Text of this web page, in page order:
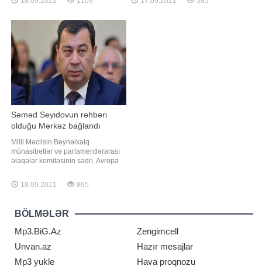
"Azərbaycan Avtomobil İstehsalçıları
rəhbəri Emin Axundov deyib. "Minik
avtomobillərinin növbəti aydan
satışa çıxarılması planlaşdırılır
Braziliyalı futbol əfsanəsinin qırtlaq
Səməd Seyidovun rəhbəri
olduğu Mərkəz bağlandı
Milli Məclisin Beynəlxalq
münasibətlər və parlamentlərarası
əlaqələr komitəsinin sədri, Avropa
Assambleyasındakı nümayəndə
heyətinin rəhbəri Səməd Seyidovun
Mərkəzi (SPM) fəaliyyətini
dayandırıb. Mərkəzin fəaliyyətini
dayandırmasına səbəb maliyyə
problemini
18.09.2021 865
BÖLMƏLƏR
Mp3.BiG.Az
Zengimcell
Unvan.az
Hazır mesajlar
Mp3 yukle
Hava proqnozu